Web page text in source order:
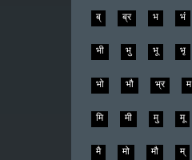
ब् ब्र भ भं
भी भु भू भृ
भो भौ भ्र म
मि मी मु मू
मै मो मौ म्